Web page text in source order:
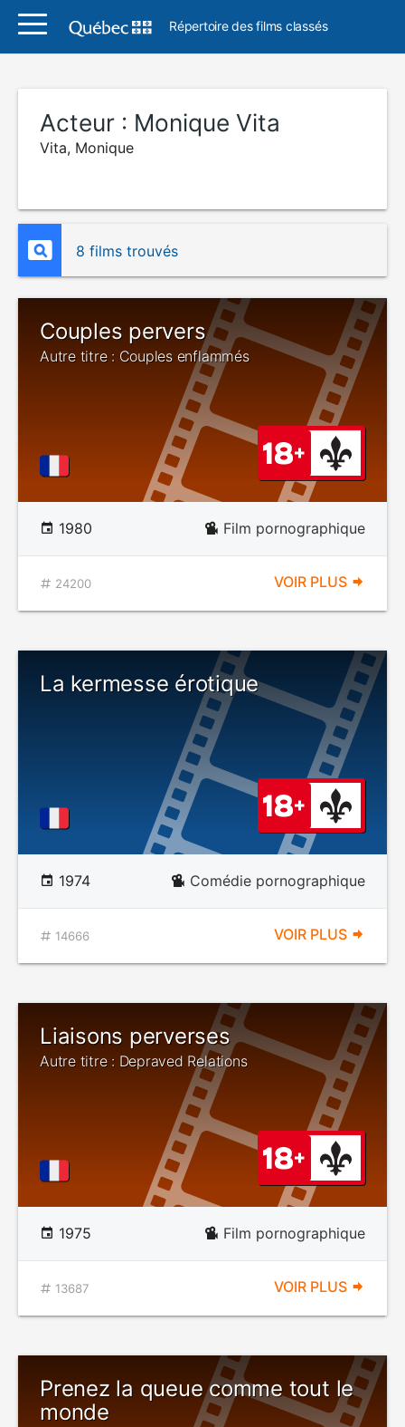
Répertoire des films classés
Acteur : Monique Vita
Vita, Monique
8 films trouvés
Couples pervers
Autre titre : Couples enflammés
1980 Film pornographique
24200 VOIR PLUS
La kermesse érotique
1974 Comédie pornographique
14666 VOIR PLUS
Liaisons perverses
Autre titre : Depraved Relations
1975 Film pornographique
13687 VOIR PLUS
Prenez la queue comme tout le
monde